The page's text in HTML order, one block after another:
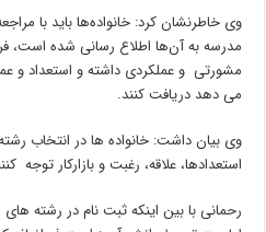
وی خاطرنشان کرد: خانواده‌ها باید با
مشورتی و عملکردی داشته و استعداد و
می دهد دریافت کنند.
وی بیان داشت: خانواده ها در انتخاب
استعدادها، علاقه، رغبت و بازارکار توجه
رحمانی با بین اینکه ثبت نام در